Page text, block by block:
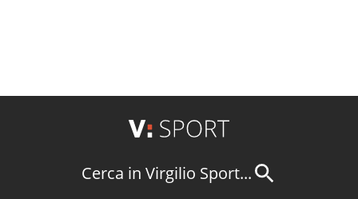
Cerca in Virgilio Sport...